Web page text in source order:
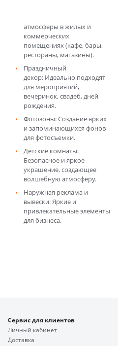
атмосферы в жилых и
коммерческих
помещениях (кафе, бары,
рестораны, магазины).
Праздничный
декор: Идеально подходят
для мероприятий,
вечеринок, свадеб, дней
рождения.
Фотозоны: Создание ярких
и запоминающихся фонов
для фотосъемки.
Детские комнаты:
Безопасное и яркое
украшение, создающее
волшебную атмосферу.
Наружная реклама и
вывески: Яркие и
привлекательные элементы
для бизнеса.
Сервис для клиентов
Личный кабинет
Доставка